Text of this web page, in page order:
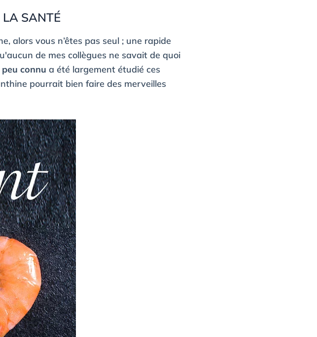
SANTÉ
alors vous n’êtes pas seul ; une rapide
de mes collègues ne savait de quoi
connu a été largement étudié ces
pourrait bien faire des merveilles